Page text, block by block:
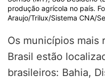
produção agrícola no país.
Araujo/Trilux/Sistema CNA/
Os municípios mais
Brasil estão
brasileiros: Bahia,